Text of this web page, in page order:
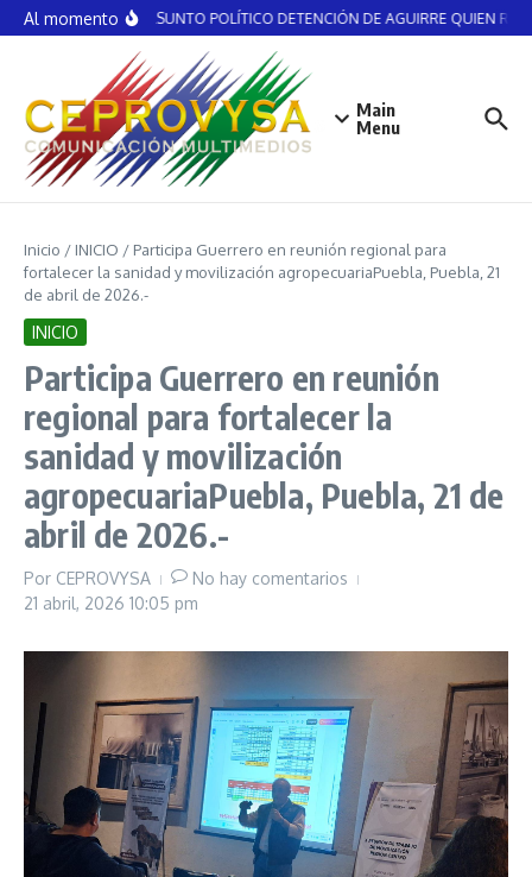
Saltar al contenido
Al momentoNO ES ASUNTO POLÍTICO DETENCIÓN DE AGUIRRE QUIEN
Main
Menu
Inicio / INICIO / Participa Guerrero en reunión regional para
fortalecer la sanidad y movilización agropecuariaPuebla, Puebla, 21
de abril de 2026.-
INICIO
Participa Guerrero en reunión
regional para fortalecer la
sanidad y movilización
agropecuariaPuebla, Puebla, 21 de
abril de 2026.-
Por CEPROVYSA
No hay comentarios
21 abril, 2026 10:05 pm